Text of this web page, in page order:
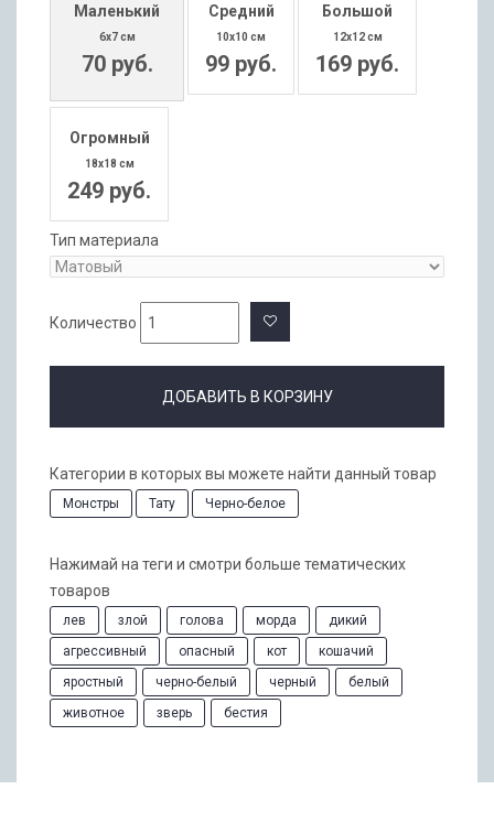
Маленький
6x7 см
70 руб.
Средний
10x10 см
99 руб.
Большой
12x12 см
169 руб.
Огромный
18x18 см
249 руб.
Тип материала
Количество
ДОБАВИТЬ В КОРЗИНУ
Категории в которых вы можете найти данный товар
Монстры Тату Черно-белое
Нажимай на теги и смотри больше тематических
товаров
лев злой голова морда
дикий
агрессивный
опасный кот
кошачий
яростный
черно-белый черный
белый
животное
зверь бестия